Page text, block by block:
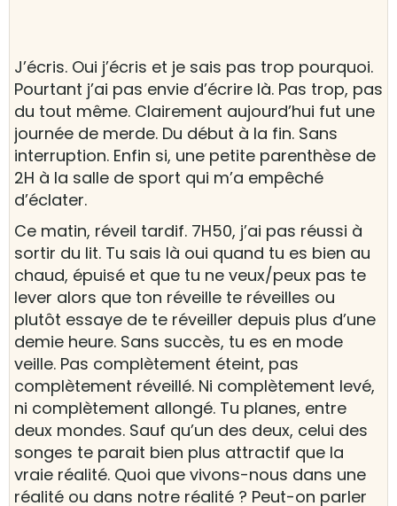
J’écris. Oui j’écris et je sais pas trop pourquoi.
Pourtant j’ai pas envie d’écrire là. Pas trop, pas
du tout même. Clairement aujourd’hui fut une
journée de merde. Du début à la fin. Sans
interruption. Enfin si, une petite parenthèse de
2H à la salle de sport qui m’a empêché
d’éclater.
Ce matin, réveil tardif. 7H50, j’ai pas réussi à
sortir du lit. Tu sais là oui quand tu es bien au
chaud, épuisé et que tu ne veux/peux pas te
lever alors que ton réveille te réveilles ou
plutôt essaye de te réveiller depuis plus d’une
demie heure. Sans succès, tu es en mode
veille. Pas complètement éteint, pas
complètement réveillé. Ni complètement levé,
ni complètement allongé. Tu planes, entre
deux mondes. Sauf qu’un des deux, celui des
songes te parait bien plus attractif que la
vraie réalité. Quoi que vivons-nous dans une
réalité ou dans notre réalité ? Peut-on parler